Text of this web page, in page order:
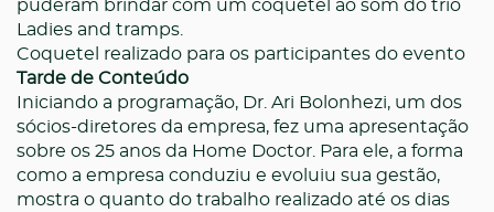
puderam brindar com um coquetel ao som do trio
Ladies and tramps
Coquetel realizado para os participantes do evento
Tarde de Conteúdo
Iniciando a programação, Dr. Ari Bolonhezi, um dos
sócios-diretores da empresa, fez uma apresentação
sobre os 25 anos da Home Doctor. Para ele, a forma
como a empresa conduziu e evoluiu sua gestão,
mostra o quanto do trabalho realizado até os dias